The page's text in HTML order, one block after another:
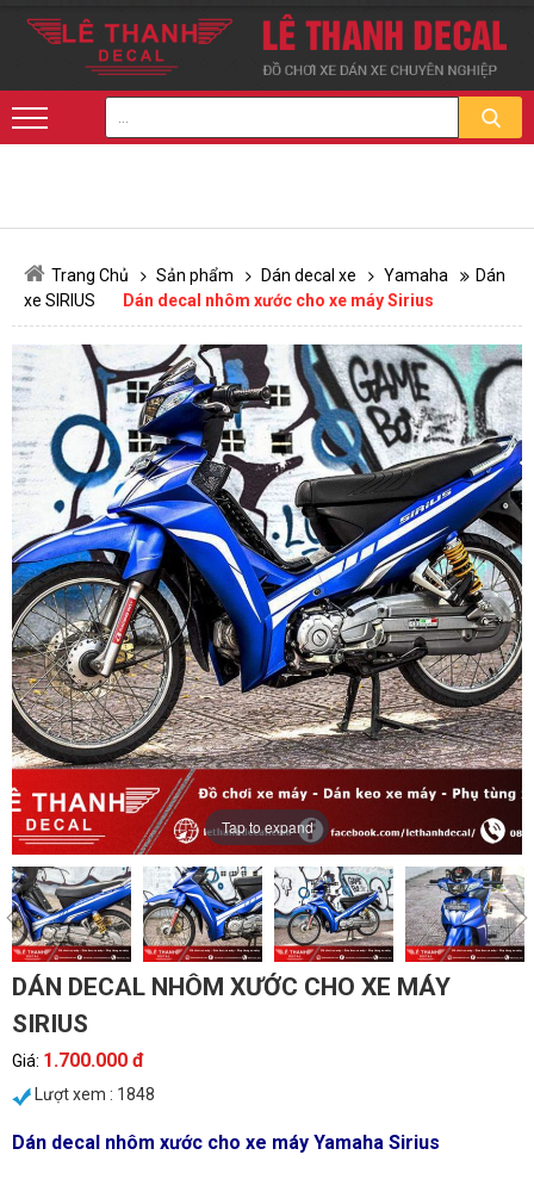
Trang Chủ Sản phẩm Dán decal xe Yamaha
Dán
xe SIRIUS
Dán decal nhôm xước cho xe máy Sirius
Tap to expand
DÁN DECAL NHÔM XƯỚC CHO XE MÁY
SIRIUS
Giá: 1.700.000 đ
Lượt xem : 1848
Dán decal nhôm xước cho xe máy Yamaha Sirius